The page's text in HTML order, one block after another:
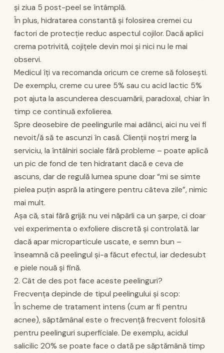
și ziua 5 post-peel se întâmplă.
În plus, hidratarea constantă și folosirea cremei cu
factori de protecție reduc aspectul cojilor. Dacă aplici
crema potrivită, cojițele devin moi și nici nu le mai
observi.
Medicul îți va recomanda oricum ce creme să folosești.
De exemplu, creme cu uree 5% sau cu acid lactic 5%
pot ajuta la ascunderea descuamării, paradoxal, chiar în
timp ce continuă exfolierea.
Spre deosebire de peelingurile mai adânci, aici nu vei fi
nevoit/ă să te ascunzi în casă. Clienții noștri merg la
serviciu, la întâlniri sociale fără probleme – poate aplică
un pic de fond de ten hidratant dacă e ceva de
ascuns, dar de regulă lumea spune doar “mi se simte
pielea puțin aspră la atingere pentru câteva zile”, nimic
mai mult.
Așa că, stai fără grijă: nu vei năpârli ca un șarpe, ci doar
vei experimenta o exfoliere discretă și controlată. Iar
dacă apar microparticule uscate, e semn bun –
înseamnă că peelingul și-a făcut efectul, iar dedesubt
e piele nouă și fină.
2. Cât de des pot face aceste peelinguri?
Frecvența depinde de tipul peelingului și scop:
În scheme de tratament intens (cum ar fi pentru
acnee), săptămânal este o frecvență frecvent folosită
pentru peelinguri superficiale. De exemplu, acidul
salicilic 20% se poate face o dată pe săptămână timp